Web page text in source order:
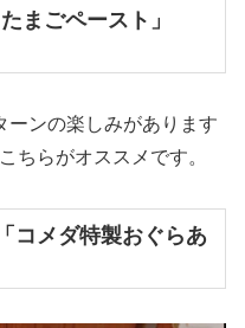
まごペースト」
ーンの楽しみがあります
ちらがオススメです。
コメダ特製おぐらあ